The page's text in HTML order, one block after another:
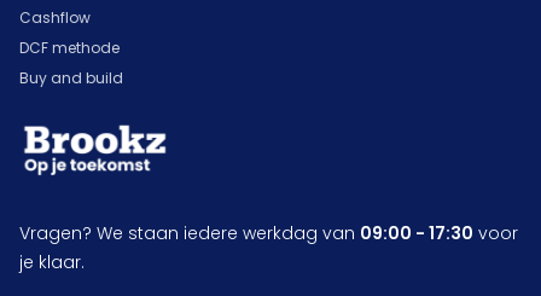
Cashflow
DCF methode
Buy and build
Vragen? We staan iedere werkdag van 09:00 - 17:30 voor
je klaar.